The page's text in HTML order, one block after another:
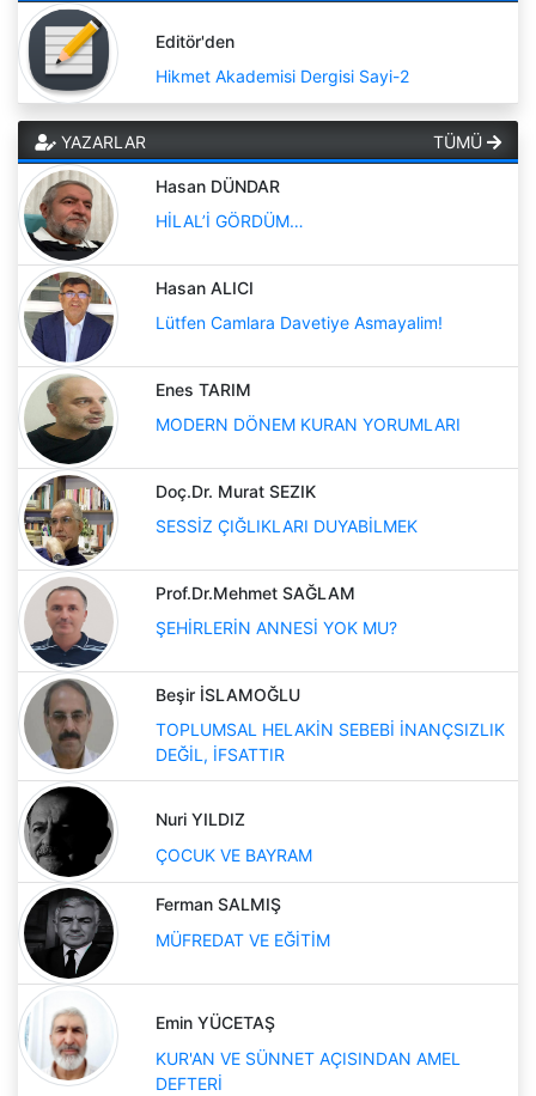
Editör'den
Hikmet Akademisi Dergisi Sayi-2
YAZARLAR TÜMÜ
Hasan DÜNDAR
HİLAL’İ GÖRDÜM…
Hasan ALICI
Lütfen Camlara Davetiye Asmayalim!
Enes TARIM
MODERN DÖNEM KURAN YORUMLARI
Doç.Dr. Murat SEZIK
SESSİZ ÇIĞLIKLARI DUYABİLMEK
Prof.Dr.Mehmet SAĞLAM
ŞEHİRLERİN ANNESİ YOK MU?
Beşir İSLAMOĞLU
TOPLUMSAL HELAKİN SEBEBİ İNANÇSIZLIK
DEĞİL, İFSATTIR
Nuri YILDIZ
ÇOCUK VE BAYRAM
Ferman SALMIŞ
MÜFREDAT VE EĞİTİM
Emin YÜCETAŞ
KUR'AN VE SÜNNET AÇISINDAN AMEL
DEFTERİ